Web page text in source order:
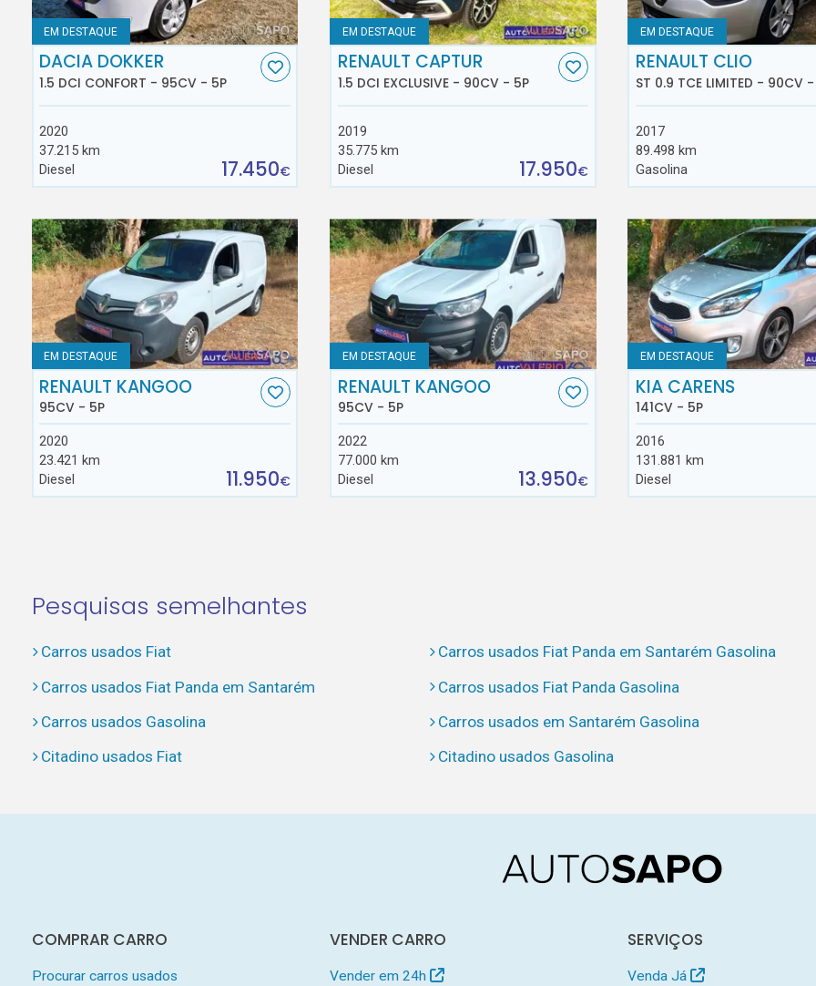
EM DESTAQUE
DACIA DOKKER
1.5 DCI CONFORT - 95CV - 5P
2020
37.215 km
Diesel
17.450€
EM DESTAQUE
RENAULT CAPTUR
1.5 DCI EXCLUSIVE - 90CV - 5P
2019
35.775 km
Diesel
17.950€
EM DESTAQUE
RENAULT CLIO
ST 0.9 TCE LIMITED - 90CV
2017
89.498 km
Gasolina
EM DESTAQUE
RENAULT KANGOO
95CV - 5P
2020
23.421 km
Diesel
11.950€
EM DESTAQUE
RENAULT KANGOO
95CV - 5P
2022
77.000 km
Diesel
13.950€
EM DESTAQUE
KIA CARENS
141CV - 5P
2016
131.881 km
Diesel
Pesquisas semelhantes
Carros usados Fiat Carros usados Fiat Panda em Santarém Gasolina
Carros usados Fiat Panda em Santarém
Carros usados Fiat Panda Gasolina
Carros usados Gasolina
Carros usados em Santarém Gasolina
Citadino usados Fiat
Citadino usados Gasolina
COMPRAR CARRO
Procurar carros usados
VENDER CARRO
Vender em 24h
SERVIÇOS
Venda Já